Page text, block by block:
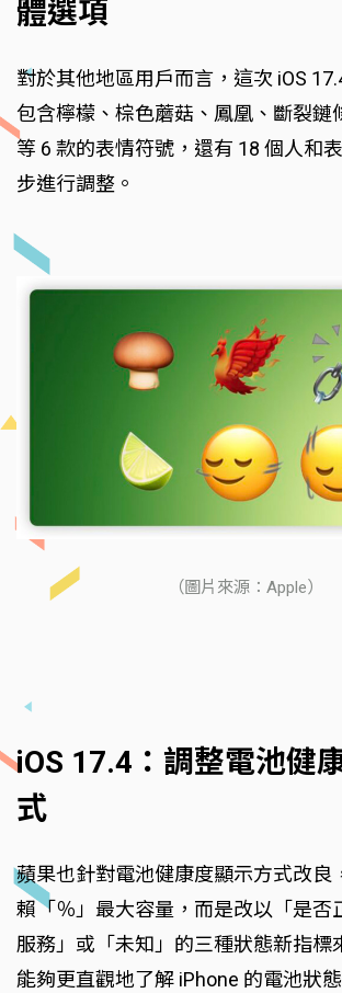
體選項
對於其他地區用戶而言，這次 iOS
包含檸檬、棕色蘑菇、鳳凰、斷裂鏈
等 6 款的表情符號，還有 18 個人和
步進行調整。
（圖片來源：Apple）
iOS 17.4：調整電池健
式
蘋果也針對電池健康度顯示方式改良
賴「％」最大容量，而是改以「是否
服務」或「未知」的三種狀態新指標
能夠更直觀地了解 iPhone 的電池狀